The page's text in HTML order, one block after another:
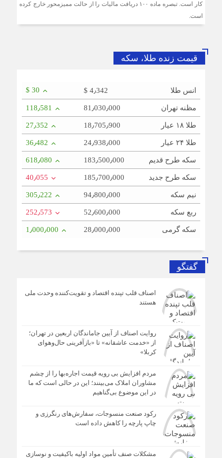
کار است. تبصره ماده ۱۰۰ دریافت مالیات را از حالت ممیزمحور خارج کرده
است.
قیمت زنده طلا، سکه
انس طلا $ 4٫342 $ 30
مظنه تهران 81٫030٫000 118٫581
طلا ۱۸ عیار 18٫705٫900 27٫352
طلا ۲۴ عیار 24٫938٫000 36٫482
سکه طرح قدیم 183٫500٫000 618٫080
سکه طرح جدید 185٫700٫000 40٫055
نیم سکه 94٫800٫000 305٫222
ربع سکه 52٫600٫000 252٫573
سکه گرمی 28٫000٫000 1٫000٫000
گفتگو
اصناف قلب تپنده اقتصاد و تقویت‌کننده وحدت ملی
هستند
روایت اصناف از آیین جاماندگان اربعین در تهران؛
از «خدمت عاشقانه» تا «بازآفرینی حال‌وهوای
کربلا»
مردم افزایش بی رویه قیمت اجاره‌بها را از چشم
مشاوران املاک می‌بینند؛ این در حالی است که ما
در این موضوع بی‌گناهیم
رکود صنعت منسوجات، سفارش‌های رنگرزی و
چاپ پارچه را کاهش داده است
مشکلات صنف تأمین مواد اولیه باکیفیت و نوسازی